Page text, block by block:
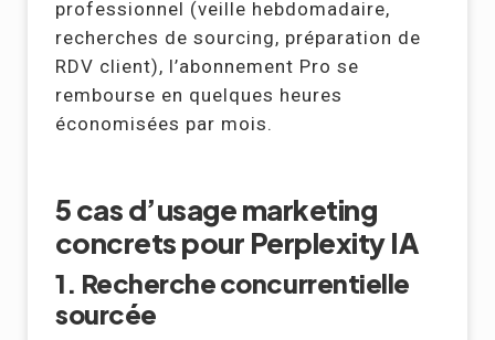
professionnel (veille hebdomadaire,
recherches de sourcing, préparation de
RDV client), l’abonnement Pro se
rembourse en quelques heures
économisées par mois.
5 cas d’usage marketing
concrets pour Perplexity IA
1. Recherche concurrentielle
sourcée